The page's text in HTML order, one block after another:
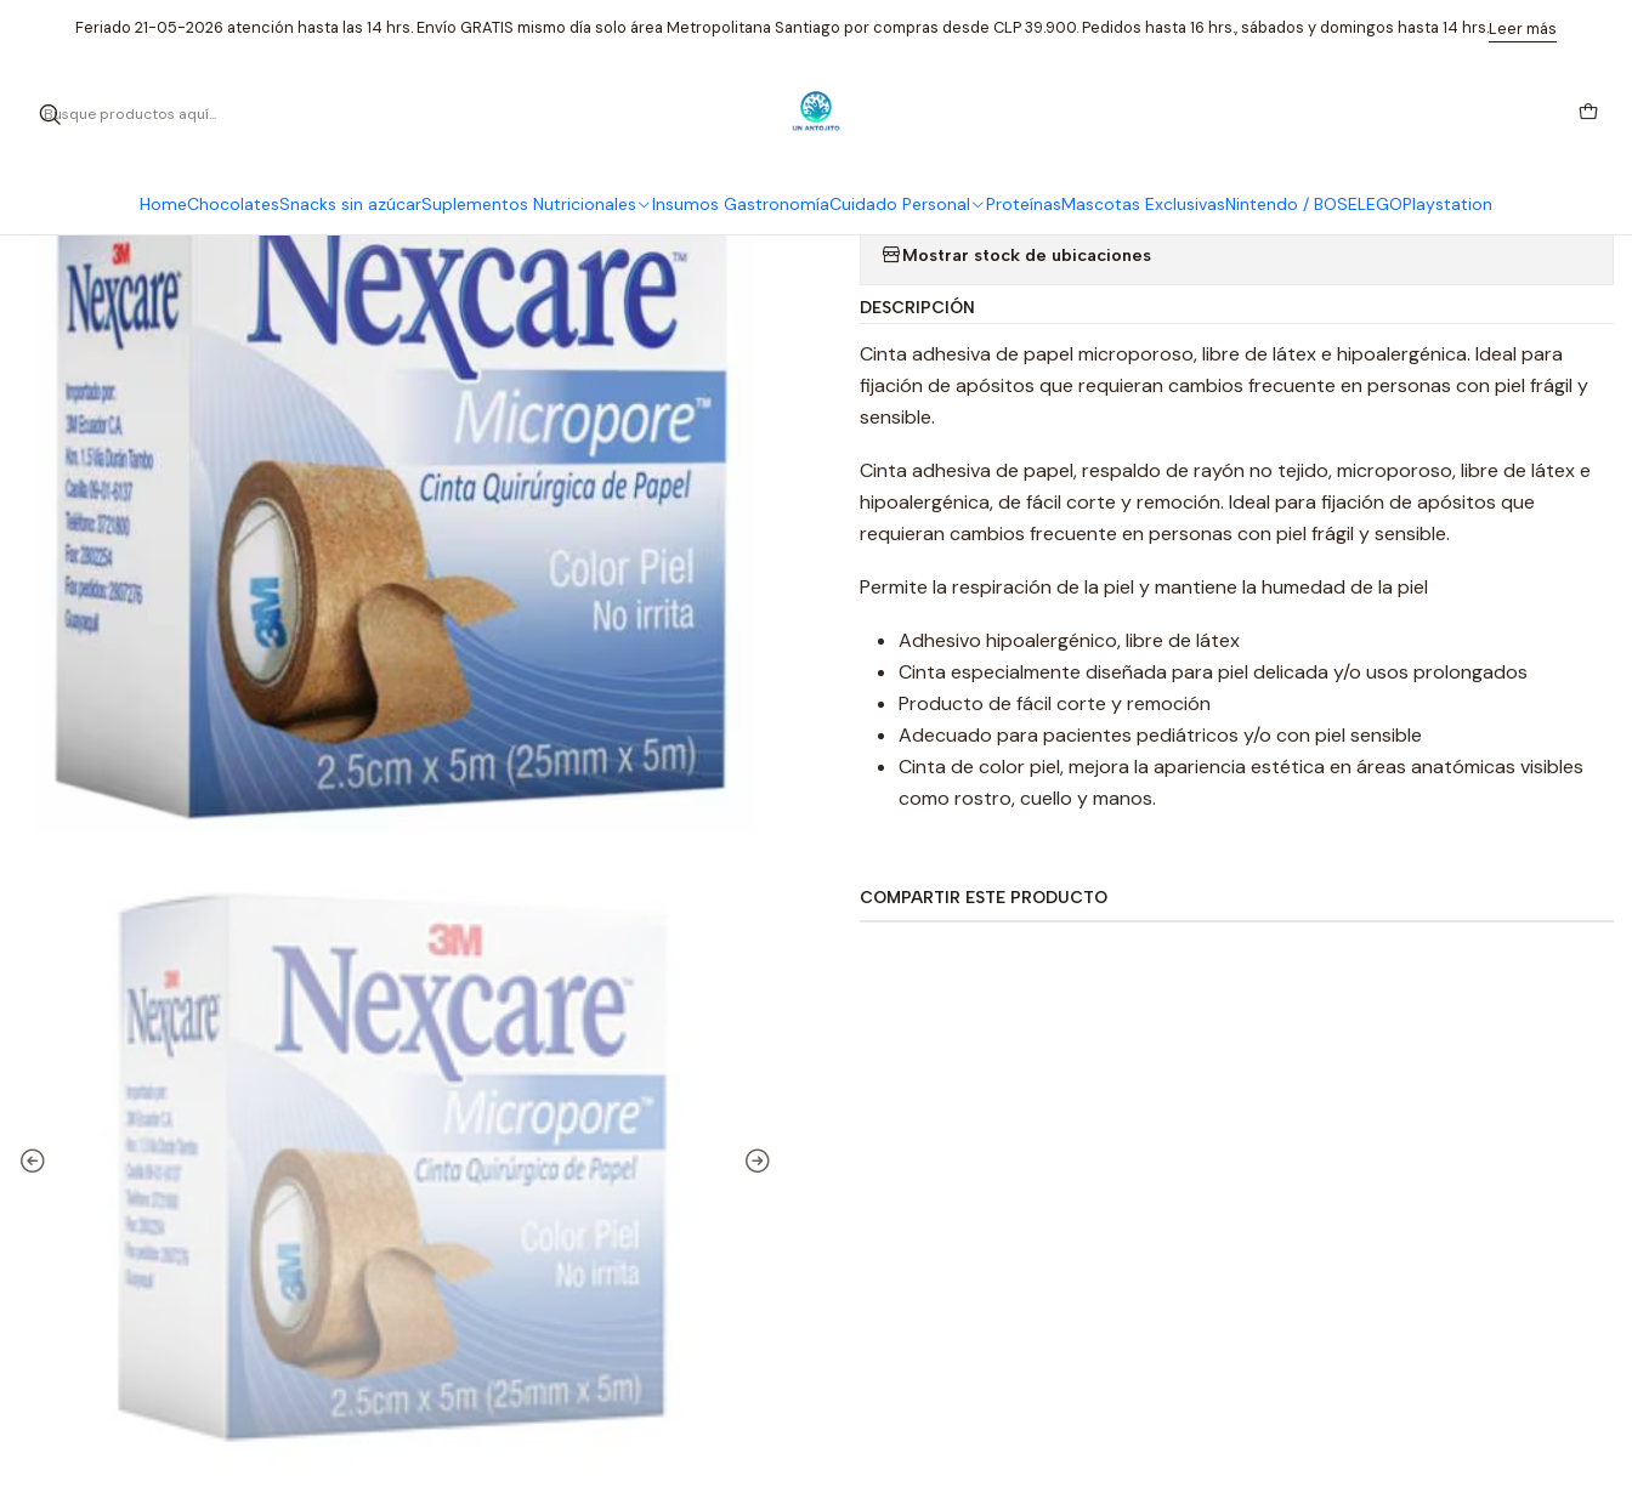
HomeChocolatesSnacks sin azúcarSuplementos Nutricionales Insumos GastronomíaCuidado Personal ProteínasMascotas ExclusivasNintendo / BOSELEGOPlaystation
Feriado 21-05-2026 atención hasta las 14 hrs. Envío GRATIS mismo día solo área Metropolitana Santiago por compras desde CLP 39.900. Pedidos hasta 16 hrs., sábados y domingos hasta 14 hrs.Leer más
Inicio Cuidado Personal Cinta Quirurgica de Papel Micropore Color Piel 24mm*9m Nexcare
Cinta Quirurgica de Papel Micropore Color
Mostrar stock de ubicaciones
DESCRIPCIÓN
Cinta adhesiva de papel microporoso, libre de látex e hipoalergénica. Ideal para
fijación de apósitos que requieran cambios frecuente en personas con piel frágil y
sensible.
Cinta adhesiva de papel, respaldo de rayón no tejido, microporoso, libre de látex e
hipoalergénica, de fácil corte y remoción. Ideal para fijación de apósitos que
requieran cambios frecuente en personas con piel frágil y sensible.
Permite la respiración de la piel y mantiene la humedad de la piel
Adhesivo hipoalergénico, libre de látex
Cinta especialmente diseñada para piel delicada y/o usos prolongados
Producto de fácil corte y remoción
Adecuado para pacientes pediátricos y/o con piel sensible
Cinta de color piel, mejora la apariencia estética en áreas anatómicas visibles
como rostro, cuello y manos.
COMPARTIR ESTE PRODUCTO